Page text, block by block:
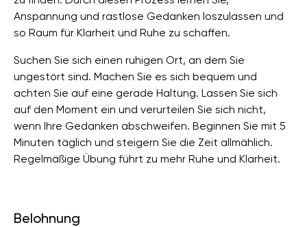
Anspannung und rastlose Gedanken loszulassen und
so Raum für Klarheit und Ruhe zu schaffen.
Suchen Sie sich einen ruhigen Ort, an dem Sie
ungestört sind. Machen Sie es sich bequem und
achten Sie auf eine gerade Haltung. Lassen Sie sich
auf den Moment ein und verurteilen Sie sich nicht,
wenn Ihre Gedanken abschweifen. Beginnen Sie mit 5
Minuten täglich und steigern Sie die Zeit allmählich.
Regelmäßige Übung führt zu mehr Ruhe und Klarheit.
Belohnung